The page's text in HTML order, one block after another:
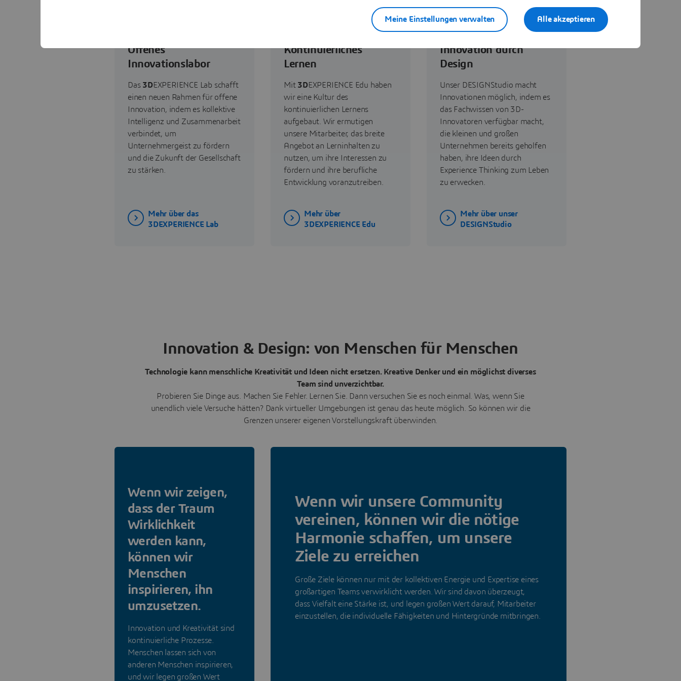
Offenes
Innovationslabor
Das 3DEXPERIENCE Lab schafft
einen neuen Rahmen für offene
Innovation, indem es kollektive
Intelligenz und Zusammenarbeit
verbindet, um
Unternehmergeist zu fördern
und die Zukunft der Gesellschaft
zu stärken.
Mehr über das
3DEXPERIENCE Lab
Kontinuierliches
Lernen
Mit 3DEXPERIENCE Edu haben
wir eine Kultur des
kontinuierlichen Lernens
aufgebaut. Wir ermutigen
unsere Mitarbeiter, das breite
Angebot an Lerninhalten zu
nutzen, um ihre Interessen zu
fördern und ihre berufliche
Entwicklung voranzutreiben.
Mehr über
3DEXPERIENCE Edu
Innovation durch
Design
Unser DESIGNStudio macht
Innovationen möglich, indem es
das Fachwissen von 3D-
Innovatoren verfügbar macht,
die kleinen und großen
Unternehmen bereits geholfen
haben, ihre Ideen durch
Experience Thinking zum Leben
zu erwecken.
Mehr über unser
DESIGNStudio
Innovation & Design: von Menschen für Menschen
Technologie kann menschliche Kreativität und Ideen nicht ersetzen. Kreative Denker und ein möglichst diverses
Team sind unverzichtbar.
Probieren Sie Dinge aus. Machen Sie Fehler. Lernen Sie. Dann versuchen Sie es noch einmal. Was, wenn Sie
unendlich viele Versuche hätten? Dank virtueller Umgebungen ist genau das heute möglich. So können wir die
Grenzen unserer eigenen Vorstellungskraft überwinden.
Wenn wir zeigen,
dass der Traum
Wirklichkeit
werden kann,
können wir
Menschen
inspirieren, ihn
umzusetzen.
Innovation und Kreativität sind
kontinuierliche Prozesse.
Menschen lassen sich von
anderen Menschen inspirieren,
und wir legen großen Wert
Wenn wir unsere Community
vereinen, können wir die nötige
Harmonie schaffen, um unsere
Ziele zu erreichen
Große Ziele können nur mit der kollektiven Energie und Expertise eines
großartigen Teams verwirklicht werden. Wir sind davon überzeugt,
dass Vielfalt eine Stärke ist, und legen großen Wert darauf, Mitarbeiter
einzustellen, die individuelle Fähigkeiten und Hintergründe mitbringen.
Alle akzeptieren
Meine Einstellungen verwalten